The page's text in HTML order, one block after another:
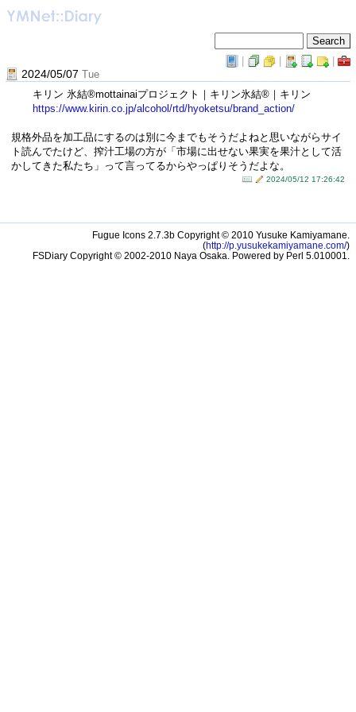
| | |
2024/05/07 Tue
キリン 氷結®mottainaiプロジェクト｜キリン氷結®｜キリン
https://www.kirin.​co.jp/alcohol/rtd/hyoketsu/brand_acti​on/
規格外品を加工品にするのは別に今までもそうだよねと思いながらサイ
ト読んでたけど、搾汁工場の方が「市場に出せない果実を果汁として活
かしてきた私たち」って言ってるからやっぱりそうだよな。
2024/05/12 17:26:42
Fugue Icons 2.7.3b Copyright © 2010 Yusuke Kamiyamane.
(http://p.yusukekamiyamane.com/)
FSDiary Copyright © 2002-2010 Naya Osaka. Powered by Perl 5.010001.